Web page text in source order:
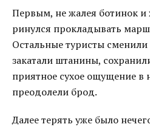
Первым, не жалея ботинок и
ринулся прокладывать
Остальные туристы
закатали штанины,
приятное сухое ощущение в
преодолели брод.
Далее терять уже было